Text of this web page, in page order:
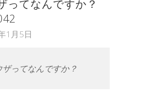
ってなんですか？
1月5日
ザってなんですか？